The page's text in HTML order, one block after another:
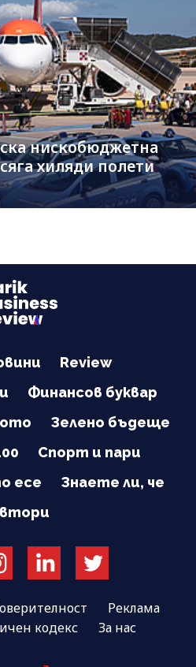
нискобюджетна
хиляди полети
Review
Финансов буквар
Зелено бъдеще
Спорт и пари
есе
Знаете ли, че
Реклама
кодекс За нас